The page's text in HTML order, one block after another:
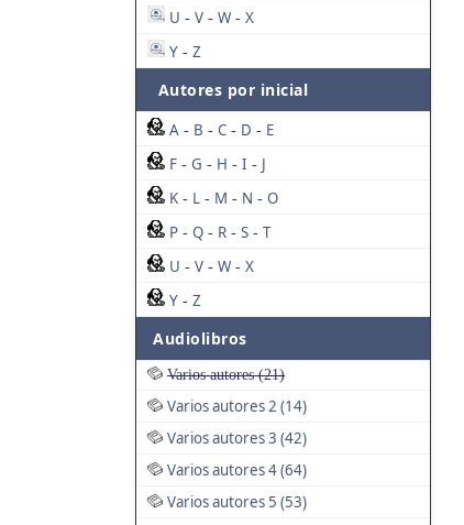
U - V - W - X
Y - Z
Autores por inicial
A - B - C - D - E
F - G - H - I - J
K - L - M - N - O
P - Q - R - S - T
U - V - W - X
Y - Z
Audiolibros
Varios autores (21)
Varios autores 2 (14)
Varios autores 3 (42)
Varios autores 4 (64)
Varios autores 5 (53)